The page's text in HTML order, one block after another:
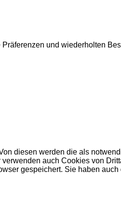
und wiederholten
diesen werden die als
auch Cookies von
gespeichert. Sie haben